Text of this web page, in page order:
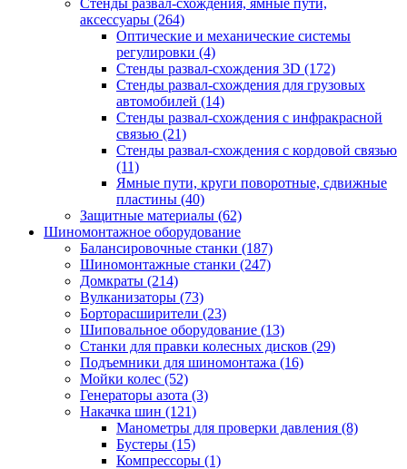
Стенды развал-схождения, ямные пути,
аксессуары (264)
Оптические и механические системы
регулировки (4)
Стенды развал-схождения 3D (172)
Стенды развал-схождения для грузовых
автомобилей (14)
Стенды развал-схождения с инфракрасной
связью (21)
Стенды развал-схождения с кордовой связью
(11)
Ямные пути, круги поворотные, сдвижные
пластины (40)
Защитные материалы (62)
Шиномонтажное оборудование
Балансировочные станки (187)
Шиномонтажные станки (247)
Домкраты (214)
Вулканизаторы (73)
Борторасширители (23)
Шиповальное оборудование (13)
Станки для правки колесных дисков (29)
Подъемники для шиномонтажа (16)
Мойки колес (52)
Генераторы азота (3)
Накачка шин (121)
Манометры для проверки давления (8)
Бустеры (15)
Компрессоры (1)